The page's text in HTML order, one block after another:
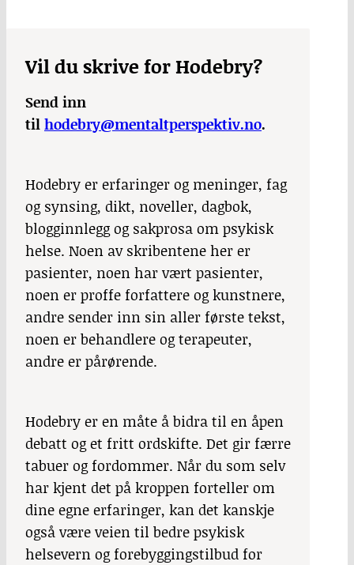
Vil du skrive for Hodebry?
Send inn
tilhodebry@mentaltperspektiv.no.
Hodebry er erfaringer og meninger, fag
og synsing, dikt, noveller, dagbok,
blogginnlegg og sakprosa om psykisk
helse. Noen av skribentene her er
pasienter, noen har vært pasienter,
noen er proffe forfattere og kunstnere,
andre sender inn sin aller første tekst,
noen er behandlere og terapeuter,
andre er pårørende.
Hodebryer en måte å bidra til en åpen
debatt og et fritt ordskifte. Det gir færre
tabuer og fordommer. Når du som selv
har kjent det på kroppen forteller om
dine egne erfaringer, kan det kanskje
også være veien til bedre psykisk
helsevern og forebyggingstilbud for